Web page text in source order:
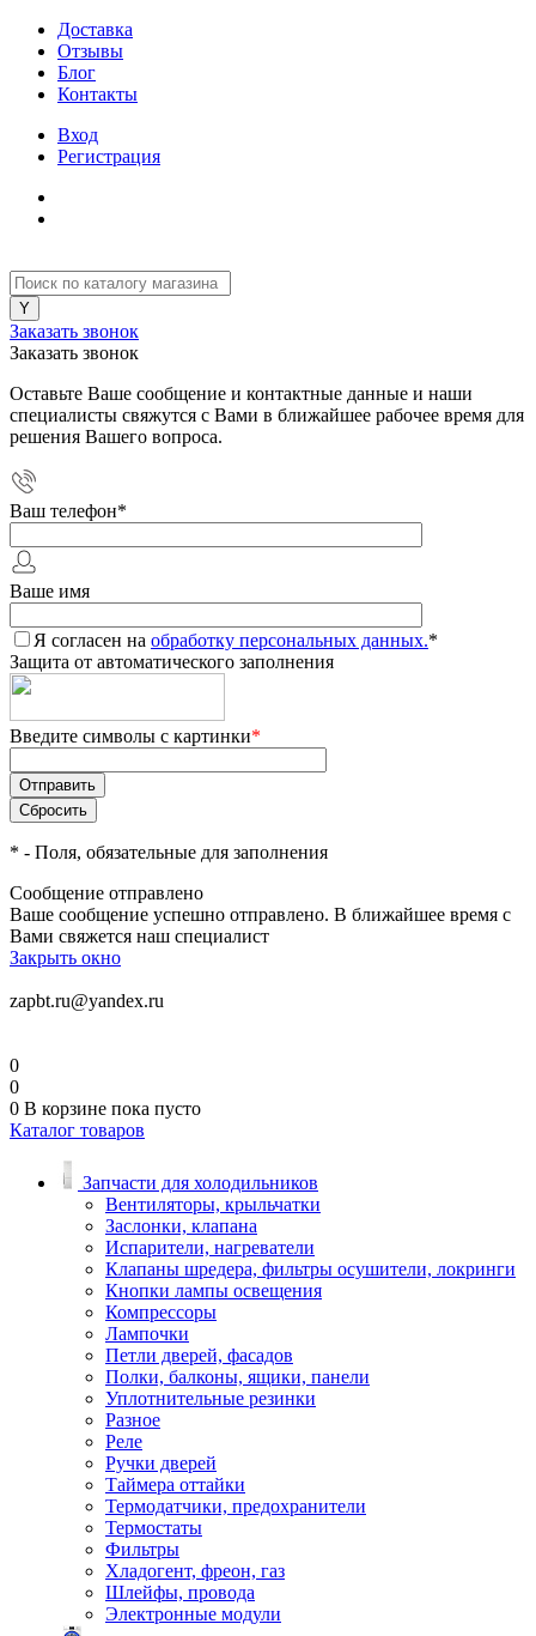
Доставка
Отзывы
Блог
Контакты
Вход
Регистрация
Заказать звонок
Заказать звонок
Оставьте Ваше сообщение и контактные данные и наши
специалисты свяжутся с Вами в ближайшее рабочее время для
решения Вашего вопроса.
Ваш телефон*
Ваше имя
Я согласен на обработку персональных данных.*
Защита от автоматического заполнения
Введите символы с картинки*
* - Поля, обязательные для заполнения
Сообщение отправлено
Ваше сообщение успешно отправлено. В ближайшее время с
Вами свяжется наш специалист
Закрыть окно
zapbt.ru@yandex.ru
0
0
0 В корзине пока пусто
Каталог товаров
Запчасти для холодильников
Вентиляторы, крыльчатки
Заслонки, клапана
Испарители, нагреватели
Клапаны шредера, фильтры осушители, локринги
Кнопки лампы освещения
Компрессоры
Лампочки
Петли дверей, фасадов
Полки, балконы, ящики, панели
Уплотнительные резинки
Разное
Реле
Ручки дверей
Таймера оттайки
Термодатчики, предохранители
Термостаты
Фильтры
Хладогент, фреон, газ
Шлейфы, провода
Электронные модули